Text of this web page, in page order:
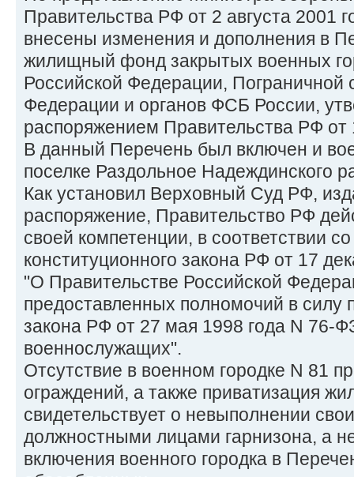
Правительства РФ от 2 августа 2001
внесены изменения и дополнения в
жилищный фонд закрытых военных
Российской Федерации, Пограничной
Федерации и органов ФСБ России,
распоряжением Правительства РФ
В данный Перечень был включен и
поселке Раздольное Надеждинского
Как установил Верховный Суд РФ,
распоряжение, Правительство РФ
своей компетенции, в соответствии
конституционного закона РФ от 17
"О Правительстве Российской
предоставленных полномочий в силу
закона РФ от 27 мая 1998 года N 76-
военнослужащих".
Отсутствие в военном городке N 81
ограждений, а также приватизация
свидетельствует о невыполнении
должностными лицами гарнизона, а
включения военного городка в